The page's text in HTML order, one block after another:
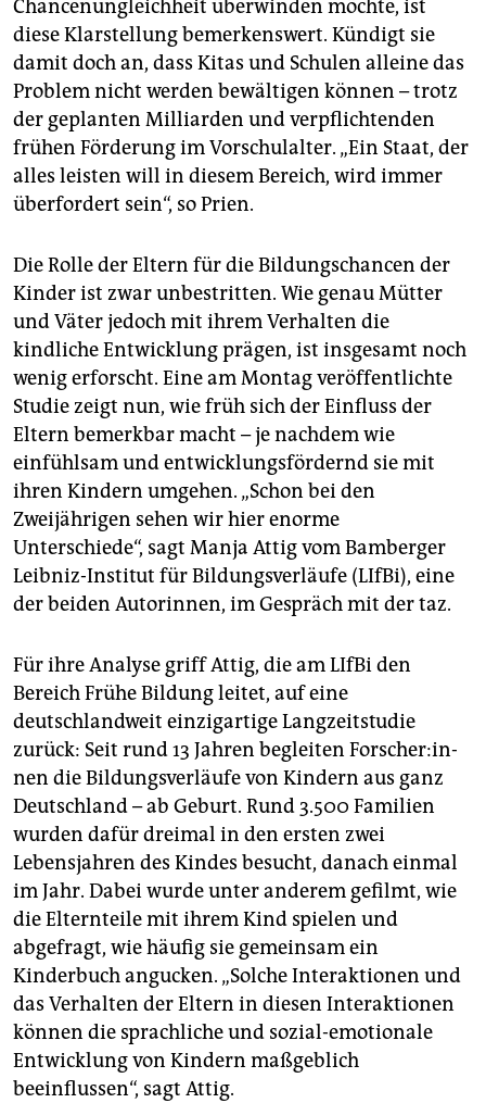
Chancen­ungleichheit überwinden möchte, ist
diese Klarstellung bemerkenswert. Kündigt sie
damit doch an, dass Kitas und Schulen alleine das
Problem nicht werden bewältigen können – trotz
der geplanten Milliarden und verpflichtenden
frühen Förderung im Vorschulalter. „Ein Staat, der
alles leisten will in diesem Bereich, wird immer
überfordert sein“, so Prien.
Die Rolle der Eltern für die Bildungschancen der
Kinder ist zwar unbestritten. Wie genau Mütter
und Väter jedoch mit ihrem Verhalten die
kindliche Entwicklung prägen, ist insgesamt noch
wenig erforscht. Eine am Montag veröffentlichte
Studie zeigt nun, wie früh sich der Einfluss der
Eltern bemerkbar macht – je nachdem wie
einfühlsam und entwicklungsfördernd sie mit
ihren Kindern umgehen. „Schon bei den
Zweijährigen sehen wir hier enorme
Unterschiede“, sagt Manja Attig vom Bamberger
Leibniz-Institut für Bildungsverläufe (LIfBi), eine
der beiden Autorinnen, im Gespräch mit der taz.
Für ihre Analyse griff Attig, die am LIfBi den
Bereich Frühe Bildung leitet, auf eine
deutschlandweit einzigartige Langzeitstudie
zurück: Seit rund 13 Jahren begleiten For­sche­r:in­
nen die Bildungsverläufe von Kindern aus ganz
Deutschland – ab Geburt. Rund 3.500 Familien
wurden dafür dreimal in den ersten zwei
Lebensjahren des Kindes besucht, danach einmal
im Jahr. Dabei wurde unter anderem gefilmt, wie
die Elternteile mit ihrem Kind spielen und
abgefragt, wie häufig sie gemeinsam ein
Kinderbuch angucken. „Solche Interaktionen und
das Verhalten der Eltern in diesen Interaktionen
können die sprachliche und sozial-emotionale
Entwicklung von Kindern maßgeblich
beeinflussen“, sagt Attig.